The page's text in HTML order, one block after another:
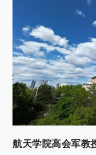
航天学院高会军教